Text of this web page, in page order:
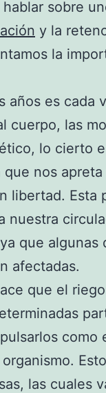
hablar sobre
y la
la
años es cada
cuerpo, las
lo cierto
que nos
libertad. Esta
nuestra
que algunas
afectadas.
que el
las cuales